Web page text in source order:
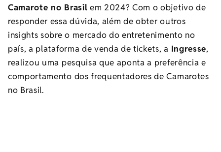
Camarote no Brasil em 2024? Com o objetivo de
responder essa dúvida, além de obter outros
insights sobre o mercado do entretenimento no
país, a plataforma de venda de tickets, a Ingresse,
realizou uma pesquisa que aponta a preferência e
comportamento dos frequentadores de Camarotes
no Brasil.